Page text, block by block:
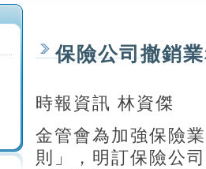
保險公司撤銷
時報資訊 林資傑
金管會為加強保險
則」，明訂保險公